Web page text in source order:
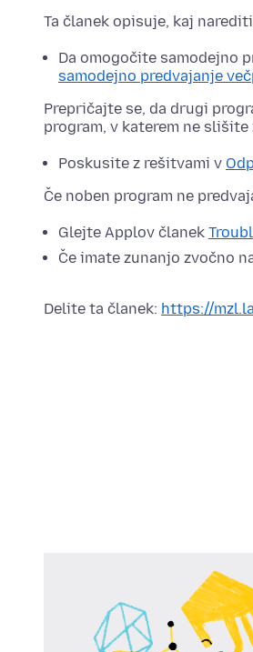
Ta članek opisuje, kaj
Da omogočite samodejno
samodejno predvajanje
Prepričajte se, da drugi
program, v katerem ne slišite
Poskusite z rešitvami v
Če noben program ne
Glejte Applov članek
Če imate zunanjo zvočno
Delite ta članek: https://